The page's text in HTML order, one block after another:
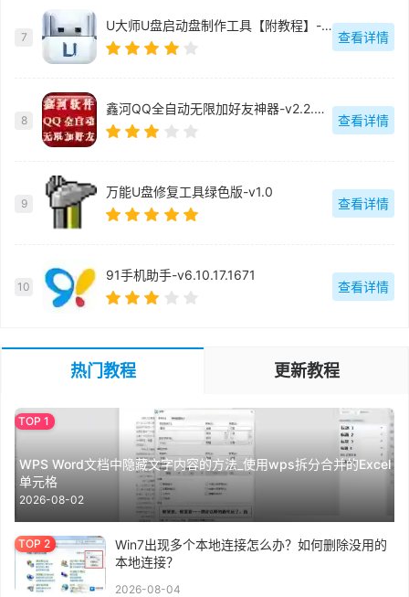
7
U大师U盘启动盘制作工具【附教程】-v【】
查看详情
8
鑫河QQ全自动无限加好友神器-v2.2.3.6
查看详情
9
万能U盘修复工具绿色版-v1.0
查看详情
10
91手机助手-v6.10.17.1671
查看详情
热门教程 更新教程
WPS Word文档中隐藏文字内容的方法_使用wps拆分合并的Excel
单元格
2026-08-02
Win7出现多个本地连接怎么办？如何删除没用的
本地连接？
2026-08-04